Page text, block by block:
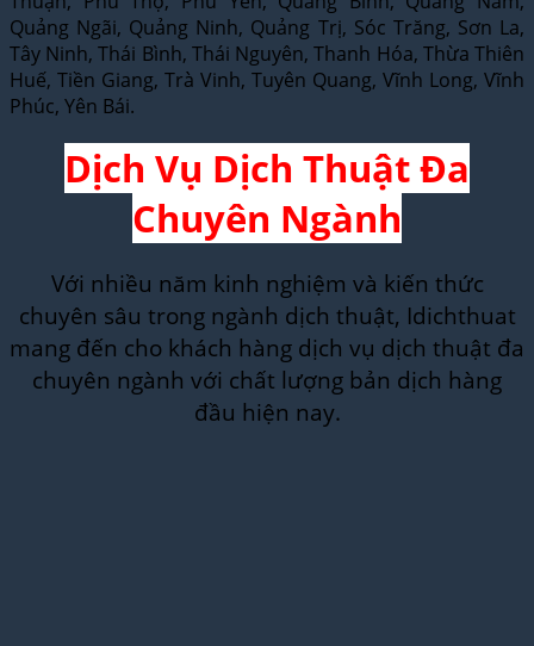
Quảng Ngãi, Quảng Ninh, Quảng Trị, Sóc Trăng, Sơn La,
Tây Ninh, Thái Bình, Thái Nguyên, Thanh Hóa, Thừa Thiên
Huế, Tiền Giang, Trà Vinh, Tuyên Quang, Vĩnh Long, Vĩnh
Phúc, Yên Bái.
Dịch Vụ Dịch Thuật Đa
Chuyên Ngành
Với nhiều năm kinh nghiệm và kiến thức
chuyên sâu trong ngành dịch thuật, Idichthuat
mang đến cho khách hàng dịch vụ dịch thuật đa
chuyên ngành với chất lượng bản dịch hàng
đầu hiện nay.